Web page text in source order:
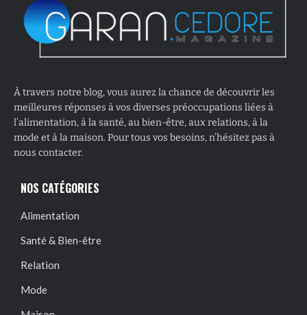
À travers notre blog, vous aurez la chance de découvrir les
meilleures réponses à vos diverses préoccupations liées à
l’alimentation, à la santé, au bien-être, aux relations, à la
mode et à la maison. Pour tous vos besoins, n’hésitez pas à
nous contacter.
NOS CATÉGORIES
Alimentation
Santé & Bien-être
Relation
Mode